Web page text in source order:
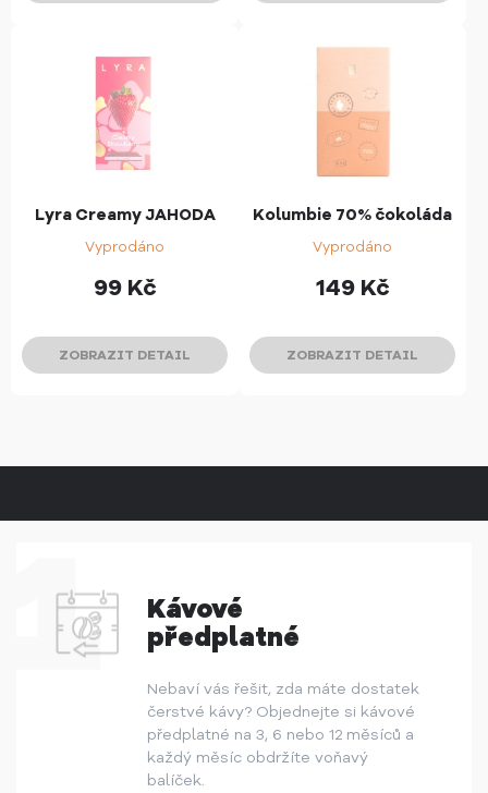
Lyra Creamy JAHODA
Vyprodáno
99 Kč
ZOBRAZIT DETAIL
Kolumbie 70% čokoláda
Vyprodáno
149 Kč
ZOBRAZIT DETAIL
Kávové
předplatné
Nebaví vás řešit, zda máte dostatek
čerstvé kávy? Objednejte si kávové
předplatné na 3, 6 nebo 12 měsíců a
každý měsíc obdržíte voňavý
balíček.